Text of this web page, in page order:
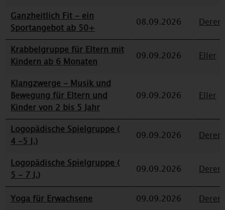
Ganzheitlich Fit - ein
Sportangebot ab 50+
08.09.2026
Krabbelgruppe für Eltern mit
Kindern ab 6 Monaten
09.09.2026 Eller
Klangzwerge - Musik und
Bewegung für Eltern und
Kinder von 2 bis 5 Jahr
09.09.2026 Eller
Logopädische Spielgruppe (
4 -5 J.)
09.09.2026
Logopädische Spielgruppe (
5 - 7 J.)
09.09.2026
Yoga für Erwachsene 09.09.2026